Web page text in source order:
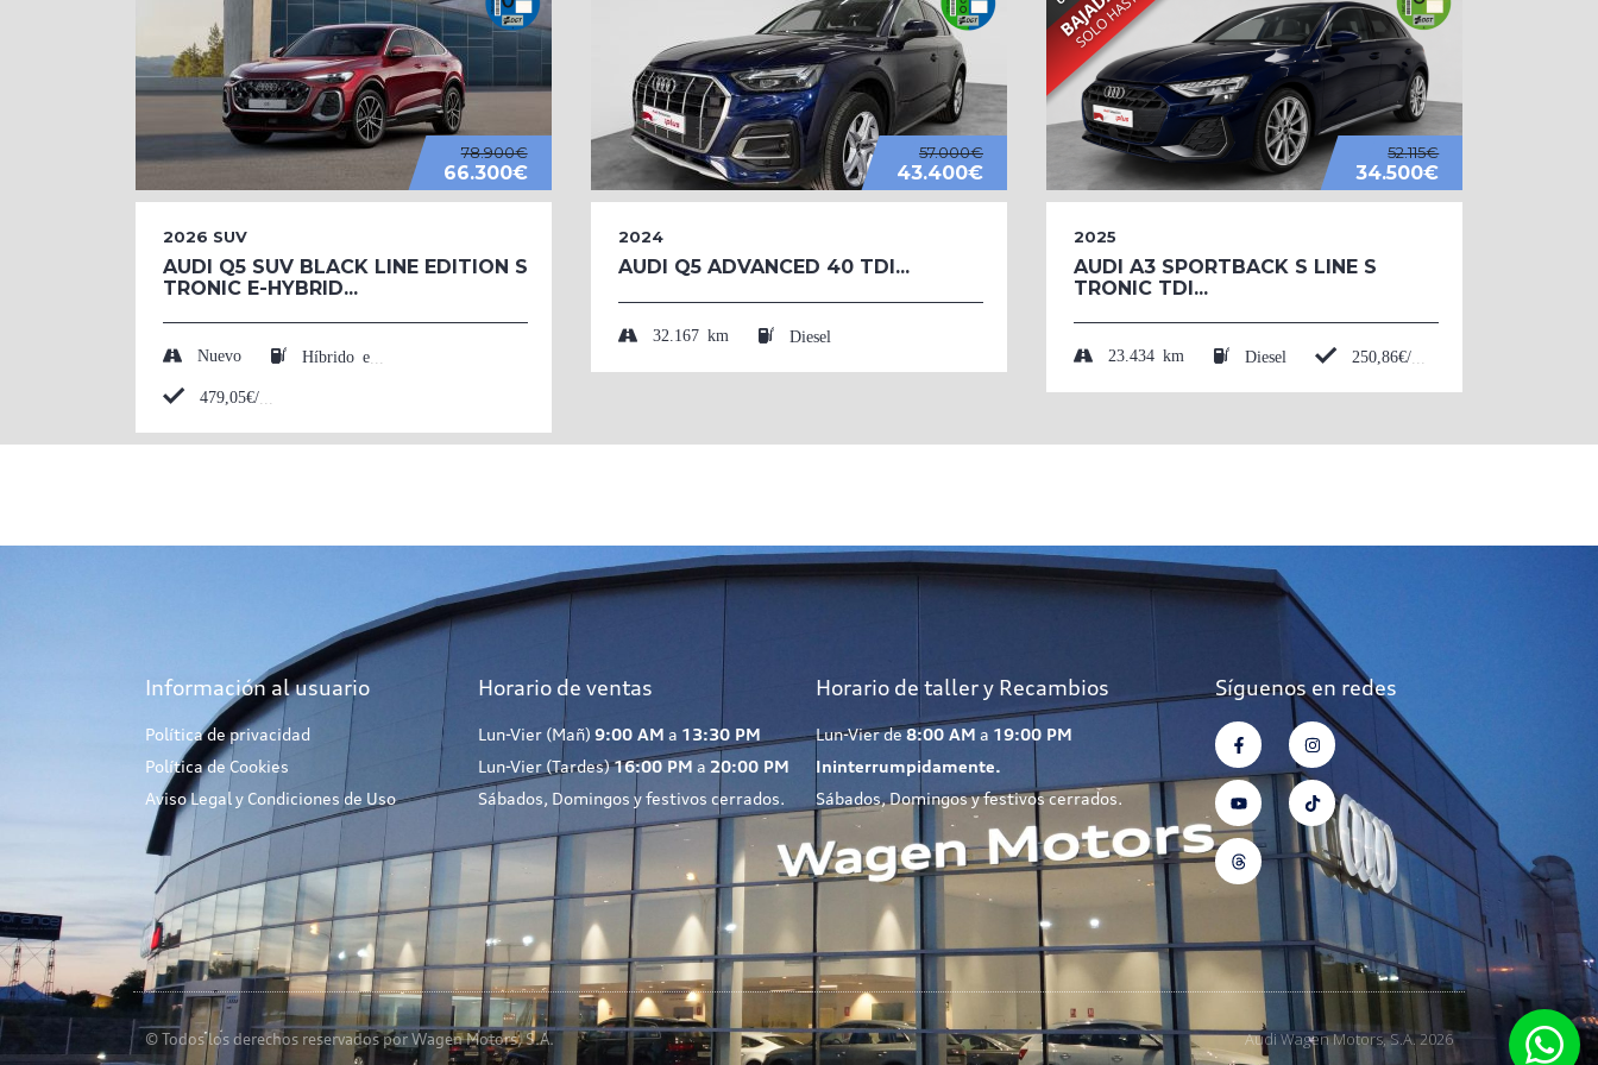
78.900€
66.300€
2026 SUV
AUDI Q5 SUV BLACK LINE EDITION S
TRONIC E-HYBRID...
Nuevo
57.000€
43.400€
2024
AUDI Q5 ADVANCED 40 TDI...
32.167 km Diesel
52.115€
34.500€
2025
AUDI A3 SPORTBACK S LINE S
TRONIC TDI...
23.434 km Diesel
Información al usuario
Política de privacidad
Política de Cookies
Aviso Legal y Condiciones de Uso
Horario de ventas
Lun-Vier (Mañ) 9:00 AM a 13:30 PM
Lun-Vier (Tardes)16:00 PM a 20:00 PM
Sábados, Domingos y festivos cerrados.
Horario de taller y Recambios
Lun-Vier de8:00 AM a 19:00 PM
Ininterrumpidamente.
Sábados, Domingos y festivos cerrados.
Síguenos en redes
© Todos los derechos reservados por Wagen Motors, S.A. Audi Wagen Motors, S.A. 2026